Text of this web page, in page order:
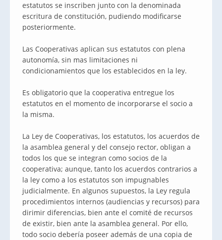
estatutos se inscriben junto con la denominada
escritura de constitución, pudiendo modificarse
posteriormente.
Las Cooperativas aplican sus estatutos con plena
autonomía, sin mas limitaciones ni
condicionamientos que los establecidos en la ley.
Es obligatorio que la cooperativa entregue los
estatutos en el momento de incorporarse el socio a
la misma.
La Ley de Cooperativas, los estatutos, los acuerdos de
la asamblea general y del consejo rector, obligan a
todos los que se integran como socios de la
cooperativa; aunque, tanto los acuerdos contrarios a
la ley como a los estatutos son impugnables
judicialmente. En algunos supuestos, la Ley regula
procedimientos internos (audiencias y recursos) para
dirimir diferencias, bien ante el comité de recursos
de existir, bien ante la asamblea general. Por ello,
todo socio debería poseer además de una copia de